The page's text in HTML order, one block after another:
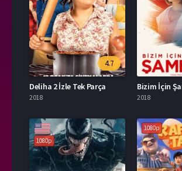
4.7
Deliha 2 İzle Tek Parça
2018
Bizim İçin
2018
1080p
1080p